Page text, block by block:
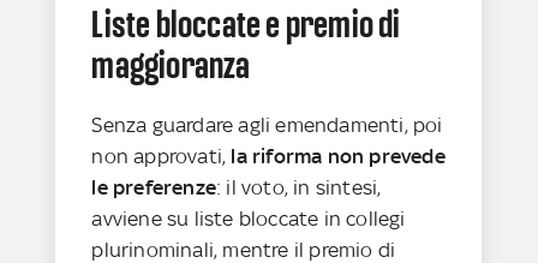
Liste bloccate e premio di
maggioranza
Senza guardare agli emendamenti, poi
non approvati, la riforma non prevede
le preferenze: il voto, in sintesi,
avviene su liste bloccate in collegi
plurinominali, mentre il premio di